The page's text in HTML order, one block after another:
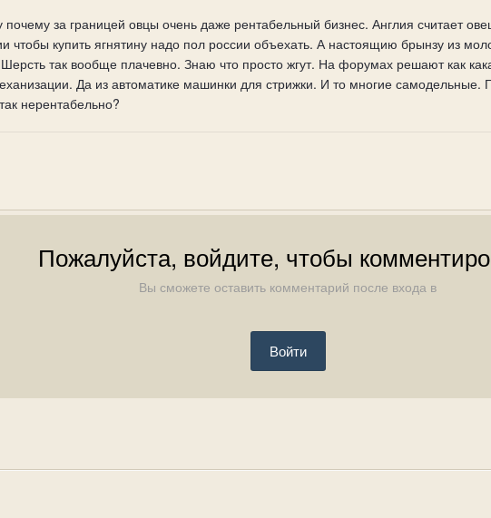
почему за границей овцы очень даже рентабельный бизнес. Англия считает
чтобы купить ягнятину надо пол россии объехать. А настоящию брынзу из
так вообще плачевно. Знаю что просто жгут. На форумах решают как
Да из автоматике машинки для стрижки. И то многие
нерентабельно?
Пожалуйста, войдите, чтобы
Вы сможете оставить комментарий после входа в
Войти